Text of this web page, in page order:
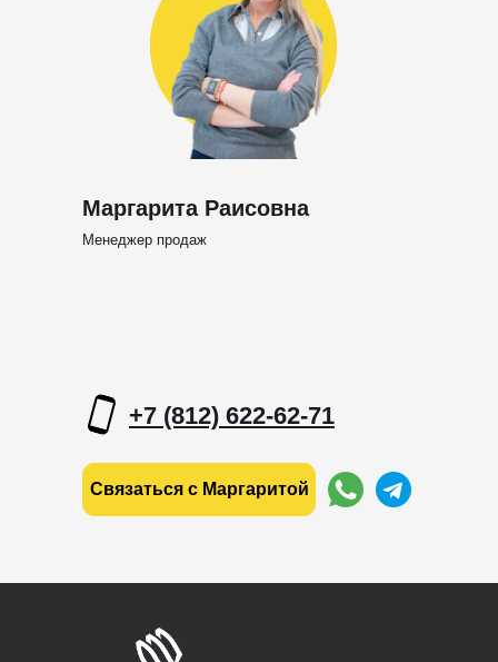
Маргарита Раисовна
Менеджер продаж
Связаться с Маргаритой
+7 (812) 622-62-71